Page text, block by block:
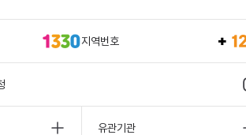
지역번호
유관기관